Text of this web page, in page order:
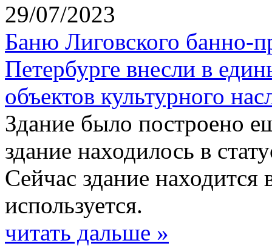
29/07/2023
Баню Лиговского банно-
Петербурге внесли в
объектов культурного
Здание было построено
здание находилось в
Сейчас здание находится
используется.
читать дальше »